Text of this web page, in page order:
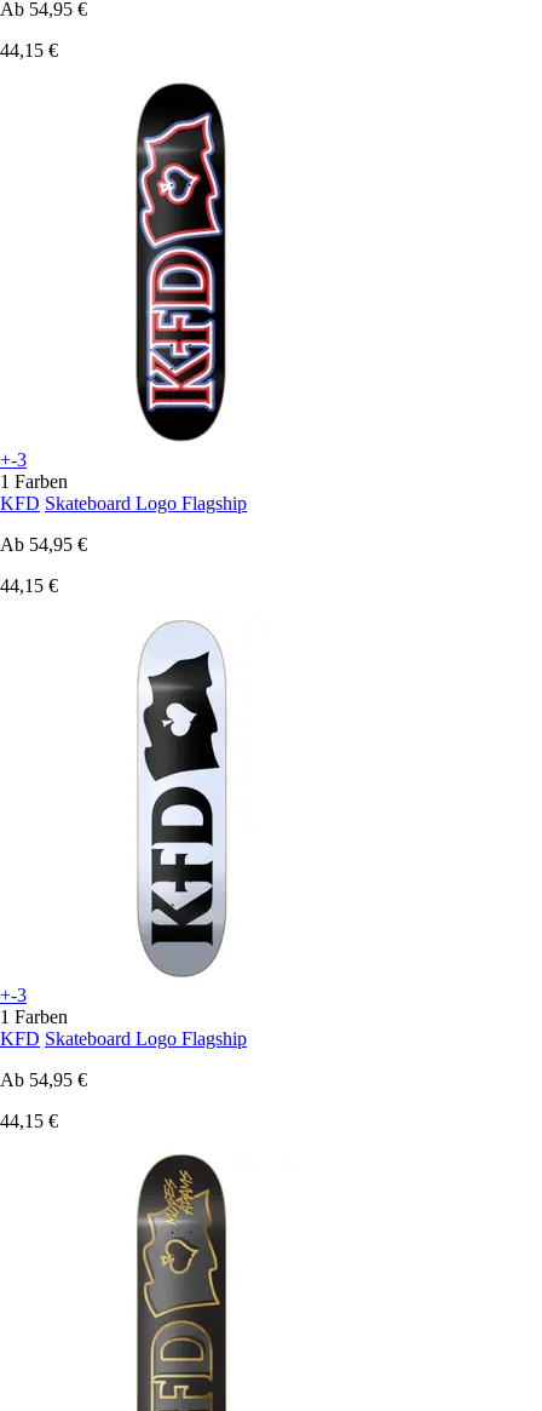
Ab 54,95 €
44,15 €
+-3
1 Farben
KFD Skateboard Logo Flagship
Ab 54,95 €
44,15 €
+-3
1 Farben
KFD Skateboard Logo Flagship
Ab 54,95 €
44,15 €